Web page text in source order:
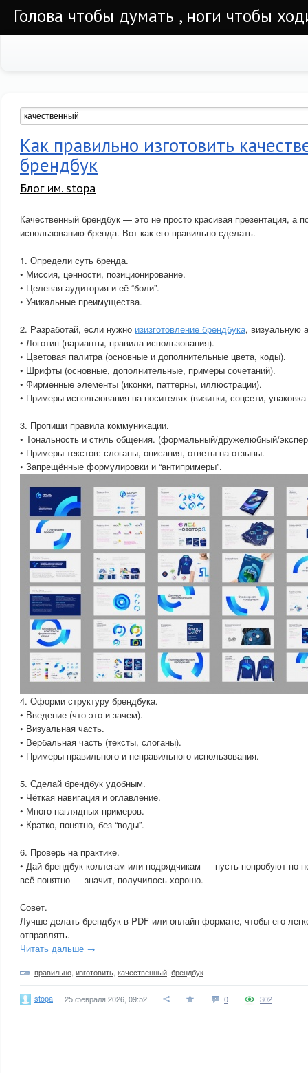
Голова чтобы думать , ноги чтобы
Как правильно изготовить
брендбук
Блог им. stopa
Качественный брендбук — это не просто красивая презентация, а
использованию бренда. Вот как его правильно сделать.
1. Определи суть бренда.
• Миссия, ценности, позиционирование.
• Целевая аудитория и её “боли”.
• Уникальные преимущества.
2. Разработай, если нужно изизготовление брендбука, визуальную
• Логотип (варианты, правила использования).
• Цветовая палитра (основные и дополнительные цвета, коды).
• Шрифты (основные, дополнительные, примеры сочетаний).
• Фирменные элементы (иконки, паттерны, иллюстрации).
• Примеры использования на носителях (визитки, соцсети,
3. Пропиши правила коммуникации.
• Тональность и стиль общения. (формальный/дружелюбный/
• Примеры текстов: слоганы, описания, ответы на отзывы.
• Запрещённые формулировки и “антипримеры”.
4. Оформи структуру брендбука.
• Введение (что это и зачем).
• Визуальная часть.
• Вербальная часть (тексты, слоганы).
• Примеры правильного и неправильного использования.
5. Сделай брендбук удобным.
• Чёткая навигация и оглавление.
• Много наглядных примеров.
• Кратко, понятно, без “воды”.
6. Проверь на практике.
• Дай брендбук коллегам или подрядчикам — пусть попробуют по
всё понятно — значит, получилось хорошо.
Совет.
Лучше делать брендбук в PDF или онлайн-формате, чтобы его
отправлять.
Читать дальше →
правильно изготовить качественный брендбук
stopa 25 февраля 2026, 09:52 0 302